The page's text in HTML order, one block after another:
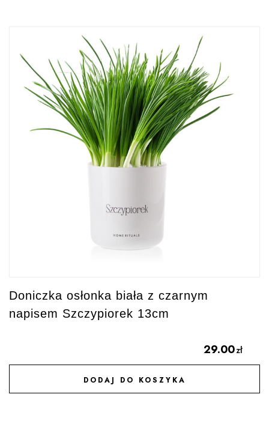
Doniczka osłonka biała z czarnym
napisem Szczypiorek 13cm
29.00zł
DODAJ DO KOSZYKA
DODAJ DO ULUBIONYCH